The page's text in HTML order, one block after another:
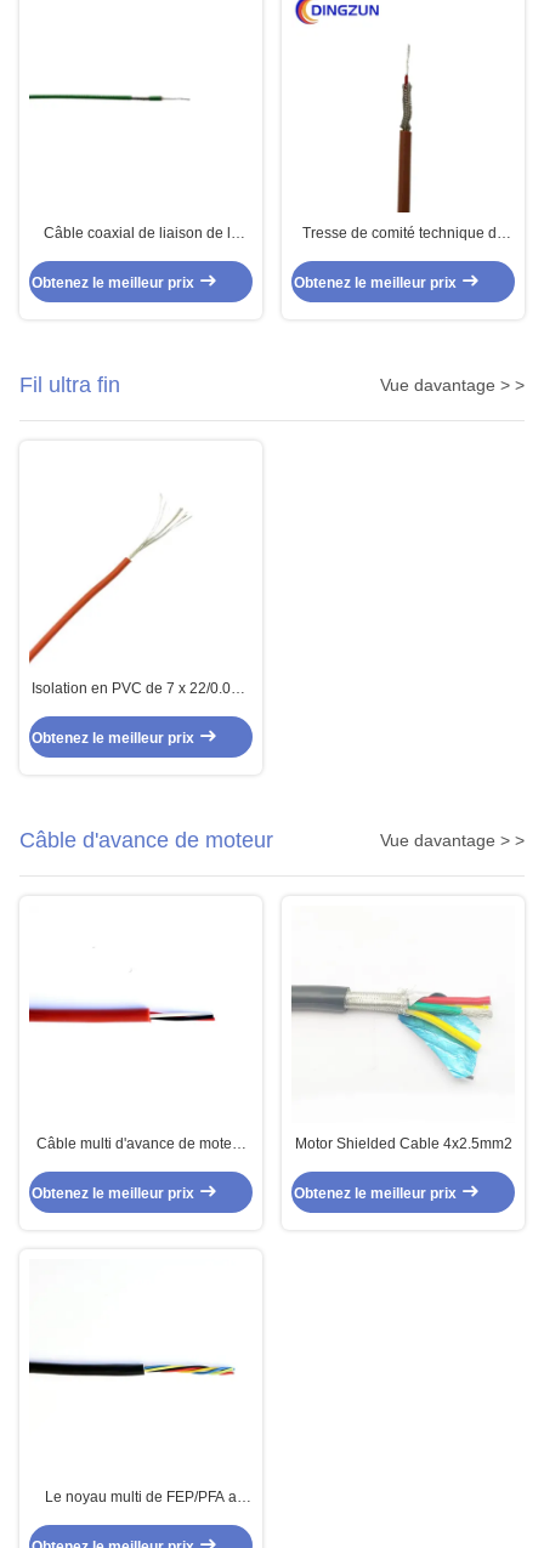
Câble coaxial de liaison de la
transmission de signal
Obtenez le meilleur prix
Tresse de comité technique de
d'isolation de FEP basse
Obtenez le meilleur prix
Fil ultra fin Vue davantage > >
Isolation en PVC de 7 x 22/0.08 7
capteur de câble de noyau de
gaine
Obtenez le meilleur prix
Câble d'avance de moteur Vue davantage > >
Câble multi d'avance de moteur
appareils électroniques
Obtenez le meilleur prix
Motor Shielded Cable 4x2.5mm2
Obtenez le meilleur prix
Le noyau multi de FEP/PFA a
à hautes températures